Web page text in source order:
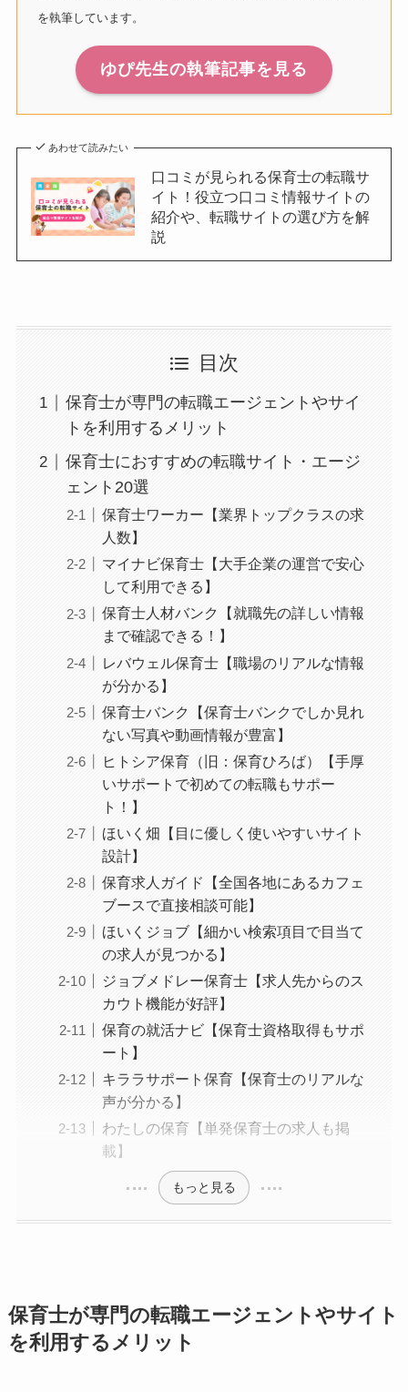
を執筆しています。
ゆぴ先生の執筆記事を見る
あわせて読みたい
口コミが見られる保育士の転職サ
イト！役立つ口コミ情報サイトの
紹介や、転職サイトの選び方を解
説
目次
保育士が専門の転職エージェントやサイ
トを利用するメリット
保育士におすすめの転職サイト・エージ
ェント20選
保育士ワーカー【業界トップクラスの求
人数】
マイナビ保育士【大手企業の運営で安心
して利用できる】
保育士人材バンク【就職先の詳しい情報
まで確認できる！】
レバウェル保育士【職場のリアルな情報
が分かる】
保育士バンク【保育士バンクでしか見れ
ない写真や動画情報が豊富】
ヒトシア保育（旧：保育ひろば）【手厚
いサポートで初めての転職もサポー
ト！】
ほいく畑【目に優しく使いやすいサイト
設計】
保育求人ガイド【全国各地にあるカフェ
ブースで直接相談可能】
ほいくジョブ【細かい検索項目で目当て
の求人が見つかる】
ジョブメドレー保育士【求人先からのス
カウト機能が好評】
保育の就活ナビ【保育士資格取得もサポ
ート】
キララサポート保育【保育士のリアルな
声が分かる】
わたしの保育【単発保育士の求人も掲
載】
もっと見る
保育士が専門の転職エージェントやサイト
を利用するメリット